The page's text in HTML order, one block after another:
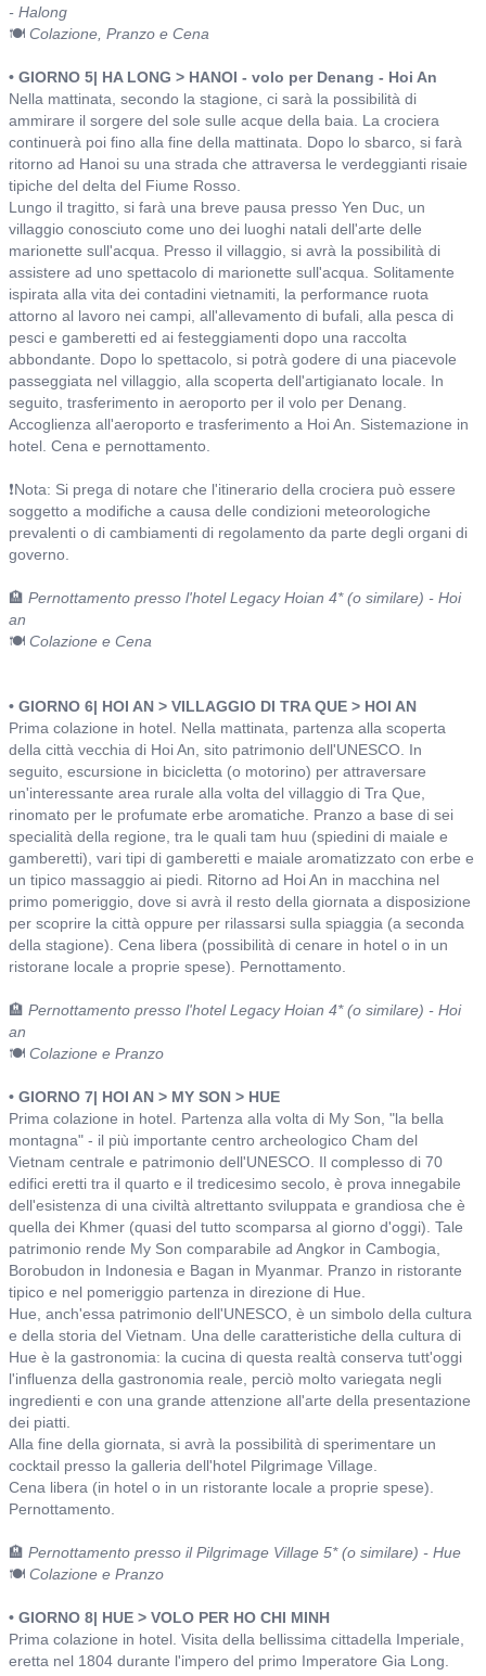
- Halong
🍽️ Colazione, Pranzo e Cena
• GIORNO 5| HA LONG > HANOI - volo per Denang - Hoi An
Nella mattinata, secondo la stagione, ci sarà la possibilità di
ammirare il sorgere del sole sulle acque della baia. La crociera
continuerà poi fino alla fine della mattinata. Dopo lo sbarco, si farà
ritorno ad Hanoi su una strada che attraversa le verdeggianti risaie
tipiche del delta del Fiume Rosso.
Lungo il tragitto, si farà una breve pausa presso Yen Duc, un
villaggio conosciuto come uno dei luoghi natali dell'arte delle
marionette sull'acqua. Presso il villaggio, si avrà la possibilità di
assistere ad uno spettacolo di marionette sull'acqua. Solitamente
ispirata alla vita dei contadini vietnamiti, la performance ruota
attorno al lavoro nei campi, all'allevamento di bufali, alla pesca di
pesci e gamberetti ed ai festeggiamenti dopo una raccolta
abbondante. Dopo lo spettacolo, si potrà godere di una piacevole
passeggiata nel villaggio, alla scoperta dell'artigianato locale. In
seguito, trasferimento in aeroporto per il volo per Denang.
Accoglienza all'aeroporto e trasferimento a Hoi An. Sistemazione in
hotel. Cena e pernottamento.
❗Nota: Si prega di notare che l'itinerario della crociera può essere
soggetto a modifiche a causa delle condizioni meteorologiche
prevalenti o di cambiamenti di regolamento da parte degli organi di
governo.
🏨 Pernottamento presso l'hotel Legacy Hoian 4* (o similare) - Hoi
an
🍽️ Colazione e Cena
• GIORNO 6| HOI AN > VILLAGGIO DI TRA QUE > HOI AN
Prima colazione in hotel. Nella mattinata, partenza alla scoperta
della città vecchia di Hoi An, sito patrimonio dell'UNESCO. In
seguito, escursione in bicicletta (o motorino) per attraversare
un'interessante area rurale alla volta del villaggio di Tra Que,
rinomato per le profumate erbe aromatiche. Pranzo a base di sei
specialità della regione, tra le quali tam huu (spiedini di maiale e
gamberetti), vari tipi di gamberetti e maiale aromatizzato con erbe e
un tipico massaggio ai piedi. Ritorno ad Hoi An in macchina nel
primo pomeriggio, dove si avrà il resto della giornata a disposizione
per scoprire la città oppure per rilassarsi sulla spiaggia (a seconda
della stagione). Cena libera (possibilità di cenare in hotel o in un
ristorane locale a proprie spese). Pernottamento.
🏨 Pernottamento presso l'hotel Legacy Hoian 4* (o similare) - Hoi
an
🍽️ Colazione e Pranzo
• GIORNO 7| HOI AN > MY SON > HUE
Prima colazione in hotel. Partenza alla volta di My Son, "la bella
montagna" - il più importante centro archeologico Cham del
Vietnam centrale e patrimonio dell'UNESCO. Il complesso di 70
edifici eretti tra il quarto e il tredicesimo secolo, è prova innegabile
dell'esistenza di una civiltà altrettanto sviluppata e grandiosa che è
quella dei Khmer (quasi del tutto scomparsa al giorno d'oggi). Tale
patrimonio rende My Son comparabile ad Angkor in Cambogia,
Borobudon in Indonesia e Bagan in Myanmar. Pranzo in ristorante
tipico e nel pomeriggio partenza in direzione di Hue.
Hue, anch'essa patrimonio dell'UNESCO, è un simbolo della cultura
e della storia del Vietnam. Una delle caratteristiche della cultura di
Hue è la gastronomia: la cucina di questa realtà conserva tutt'oggi
l'influenza della gastronomia reale, perciò molto variegata negli
ingredienti e con una grande attenzione all'arte della presentazione
dei piatti.
Alla fine della giornata, si avrà la possibilità di sperimentare un
cocktail presso la galleria dell'hotel Pilgrimage Village.
Cena libera (in hotel o in un ristorante locale a proprie spese).
Pernottamento.
🏨 Pernottamento presso il Pilgrimage Village 5* (o similare) - Hue
🍽️ Colazione e Pranzo
• GIORNO 8| HUE > VOLO PER HO CHI MINH
Prima colazione in hotel. Visita della bellissima cittadella Imperiale,
eretta nel 1804 durante l'impero del primo Imperatore Gia Long.